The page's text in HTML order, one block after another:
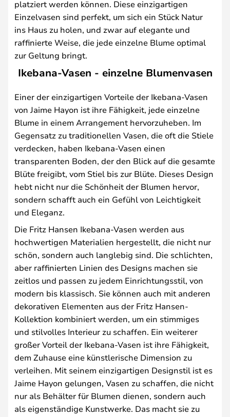
platziert werden können. Diese einzigartigen
Einzelvasen sind perfekt, um sich ein Stück Natur
ins Haus zu holen, und zwar auf elegante und
raffinierte Weise, die jede einzelne Blume optimal
zur Geltung bringt.
Ikebana-Vasen - einzelne Blumenvasen
Einer der einzigartigen Vorteile der Ikebana-Vasen
von Jaime Hayon ist ihre Fähigkeit, jede einzelne
Blume in einem Arrangement hervorzuheben. Im
Gegensatz zu traditionellen Vasen, die oft die Stiele
verdecken, haben Ikebana-Vasen einen
transparenten Boden, der den Blick auf die gesamte
Blüte freigibt, vom Stiel bis zur Blüte. Dieses Design
hebt nicht nur die Schönheit der Blumen hervor,
sondern schafft auch ein Gefühl von Leichtigkeit
und Eleganz.
Die Fritz Hansen Ikebana-Vasen werden aus
hochwertigen Materialien hergestellt, die nicht nur
schön, sondern auch langlebig sind. Die schlichten,
aber raffinierten Linien des Designs machen sie
zeitlos und passen zu jedem Einrichtungsstil, von
modern bis klassisch. Sie können auch mit anderen
dekorativen Elementen aus der Fritz Hansen-
Kollektion kombiniert werden, um ein stimmiges
und stilvolles Interieur zu schaffen. Ein weiterer
großer Vorteil der Ikebana-Vasen ist ihre Fähigkeit,
dem Zuhause eine künstlerische Dimension zu
verleihen. Mit seinem einzigartigen Designstil ist es
Jaime Hayon gelungen, Vasen zu schaffen, die nicht
nur als Behälter für Blumen dienen, sondern auch
als eigenständige Kunstwerke. Das macht sie zu